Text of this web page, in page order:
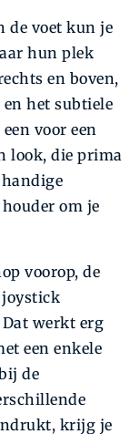
de voet kun je
hun plek
en boven,
het subtiele
voor een
look, die prima
om je
voorop, de
joystick
werkt erg
een enkele
de
krijg je